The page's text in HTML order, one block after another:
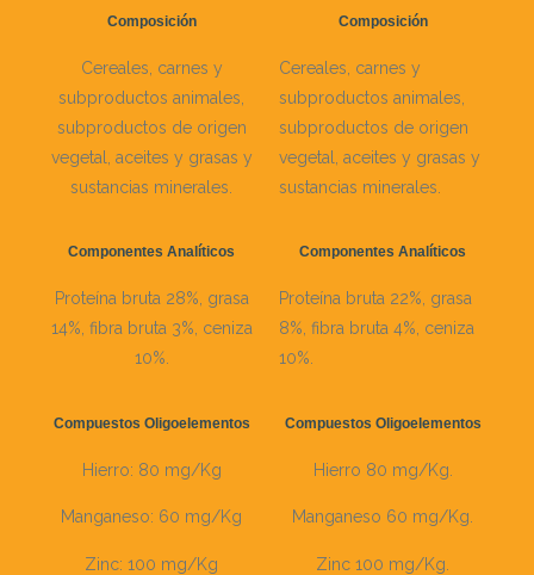
Composición Composición
Cereales, carnes y
subproductos animales,
subproductos de origen
vegetal, aceites y grasas y
sustancias minerales.
Cereales, carnes y
subproductos animales,
subproductos de origen
vegetal, aceites y grasas y
sustancias minerales.
Componentes Analíticos Componentes Analíticos
Proteína bruta 28%, grasa
14%, fibra bruta 3%, ceniza
10%.
Proteína bruta 22%, grasa
8%, fibra bruta 4%, ceniza
10%.
Compuestos Oligoelementos Compuestos Oligoelementos
Hierro: 80 mg/Kg
Manganeso: 60 mg/Kg
Zinc: 100 mg/Kg
Hierro 80 mg/Kg.
Manganeso 60 mg/Kg.
Zinc 100 mg/Kg.